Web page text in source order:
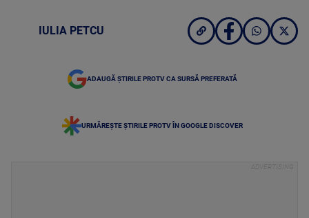
IULIA PETCU
ADAUGĂ ȘTIRILE PROTV CA SURSĂ PREFERATĂ
URMĂREȘTE ȘTIRILE PROTV ÎN GOOGLE DISCOVER